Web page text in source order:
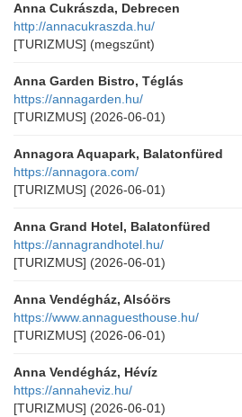
Anna Cukrászda, Debrecen
http://annacukraszda.hu/
[TURIZMUS] (megszűnt)
Anna Garden Bistro, Téglás
https://annagarden.hu/
[TURIZMUS] (2026-06-01)
Annagora Aquapark, Balatonfüred
https://annagora.com/
[TURIZMUS] (2026-06-01)
Anna Grand Hotel, Balatonfüred
https://annagrandhotel.hu/
[TURIZMUS] (2026-06-01)
Anna Vendégház, Alsóörs
https://www.annaguesthouse.hu/
[TURIZMUS] (2026-06-01)
Anna Vendégház, Hévíz
https://annaheviz.hu/
[TURIZMUS] (2026-06-01)